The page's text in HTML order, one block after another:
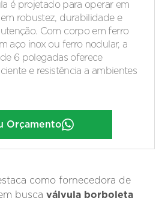
é projetado para operar em
robustez, durabilidade e
Com corpo em ferro
aço inox ou ferro nodular, a
6 polegadas oferece
e resistência a ambientes
Orçamento
como fornecedora de
buscaválvula borboleta